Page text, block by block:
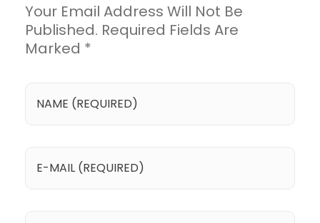
Your Email Address Will Not Be
Published. Required Fields Are
Marked *